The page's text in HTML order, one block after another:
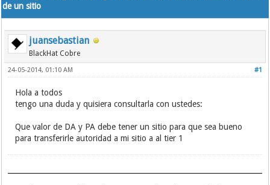
de un sitio
juansebastian
BlackHat Cobre
#1
24-05-2014, 01:10 AM
Hola a todos
tengo una duda y quisiera consultarla con ustedes:
Que valor de DA y PA debe tener un sitio para que sea bueno
para transferirle autoridad a mi sitio a al tier 1